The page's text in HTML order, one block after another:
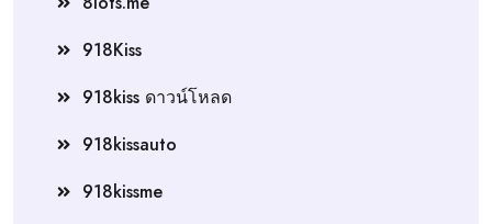
918Kiss
918kiss ดาวน์โหลด
918kissauto
918kissme